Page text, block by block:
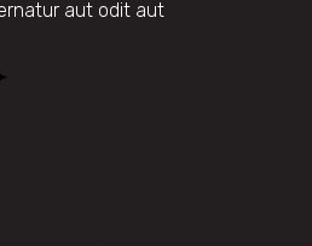
aut odit aut